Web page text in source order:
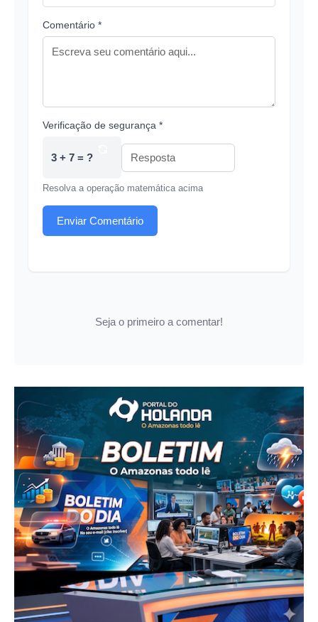
Comentário *
Verificação de segurança *
3 + 7 = ?
Resolva a operação matemática acima
Enviar Comentário
Seja o primeiro a comentar!